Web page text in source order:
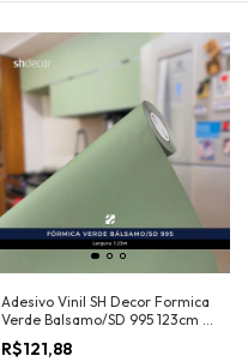
Adesivo Vinil SH Decor Formica
Verde Balsamo/SD 995 123cm x
1mt
R$121,88